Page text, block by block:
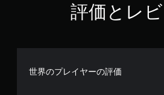
評価とレ
世界のプレイヤーの評価
エ
フ
ク
な